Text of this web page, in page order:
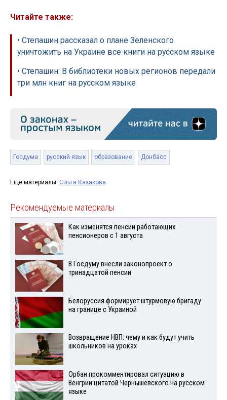
Читайте также:
• Степашин рассказал о плане Зеленского
уничтожить на Украине все книги на русском языке
• Степашин: В библиотеки новых регионов передали
три млн книг на русском языке
Госдума русский язык образование Донбасс
Ещё материалы: Ольга Казакова
Рекомендуемые материалы
Как изменятся пенсии работающих
пенсионеров с 1 августа
В Госдуму внесли законопроект о
тринадцатой пенсии
Белоруссия формирует штурмовую бригаду
на границе с Украиной
Возвращение НВП: чему и как будут учить
школьников на уроках
Орбан прокомментировал ситуацию в
Венгрии цитатой Чернышевского на русском
языке